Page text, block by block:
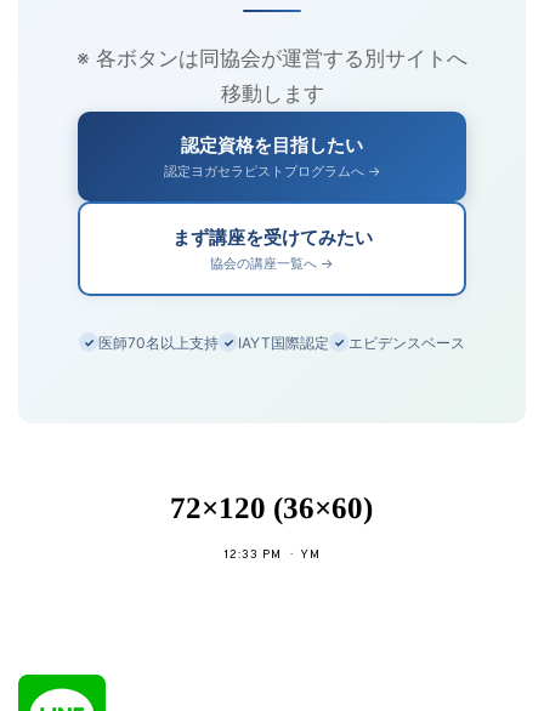
※ 各ボタンは同協会が運営する別サイトへ
移動します
認定資格を目指したい
認定ヨガセラピストプログラムへ →
まず講座を受けてみたい
協会の講座一覧へ →
✓ 医師70名以上支持 ✓ IAYT国際認定 ✓ エビデンスベース
72×120 (36×60)
12:33 PM YM